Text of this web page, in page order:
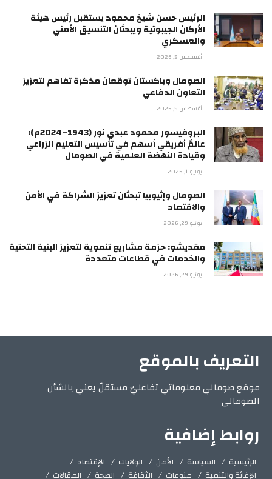
الرئيس حسن شيخ محمود يستقبل رئيس هيئة
الأركان الجيبوتية ويبحثان التنسيق الأمني
والعسكري
أغسطس 5, 2026
الصومال وباكستان توقعان مذكرة تفاهم لتعزيز
التعاون الدفاعي
أغسطس 5, 2026
البروفيسور محمود عبدي نور (1943–2024م):
عالمٌ أفريقي أسهم في تأسيس التعليم الزراعي
وقيادة النهضة العلمية في الصومال
يوليو 1, 2026
الصومال وإثيوبيا تبحثان تعزيز الشراكة في الأمن
والاقتصاد
يونيو 29, 2026
مقديشو: حزمة مشاريع تنموية لتعزيز البنية التحتية
والخدمات في قطاعات متعددة
يونيو 29, 2026
التعريف بالموقع
موقع صومالي معلوماتي تفاعليّ مستقلّ يعني بالشأن
الصومالي
روابط إضافية
الرئيسية السياسة الأمن الولايات
الإقتصاد
الإغاثة والتنمية
منوعات الثقافة الصحة المقالات